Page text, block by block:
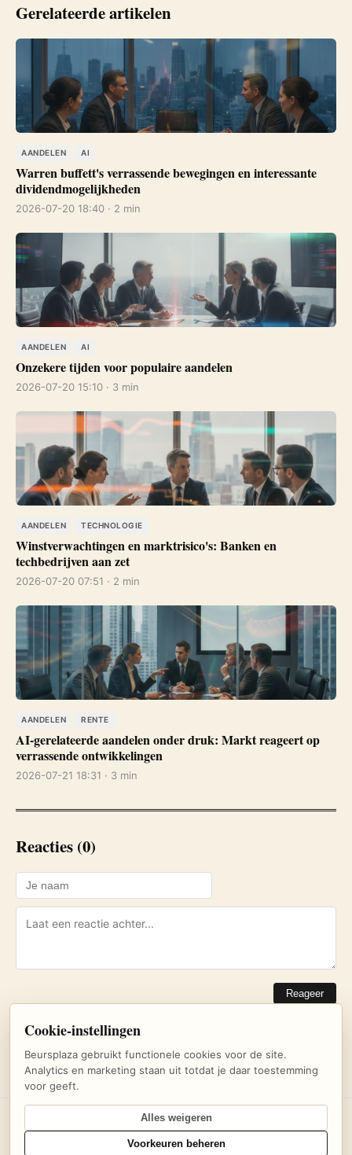
Gerelateerde artikelen
AANDELEN AI
Warren buffett's verrassende bewegingen en interessante
dividendmogelijkheden
2026-07-20 18:40 · 2 min
AANDELEN AI
Onzekere tijden voor populaire aandelen
2026-07-20 15:10 · 3 min
AANDELEN TECHNOLOGIE
Winstverwachtingen en marktrisico's: Banken en
techbedrijven aan zet
2026-07-20 07:51 · 2 min
AANDELEN RENTE
AI-gerelateerde aandelen onder druk: Markt reageert op
verrassende ontwikkelingen
2026-07-21 18:31 · 3 min
Reacties (0)
Reageer
Nog geen reacties. Wees de eerste!
© 2026 Beursplaza — Dagelijks beursnieuws en inzichten voor
beleggers
Cookie-instellingen
Beursplaza gebruikt functionele cookies voor de site.
Analytics en marketing staan uit totdat je daar toestemming
voor geeft.
Alles weigeren
Voorkeuren beheren